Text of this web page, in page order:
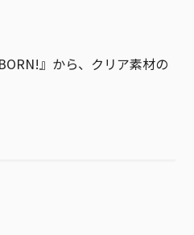
』から、クリア素材の